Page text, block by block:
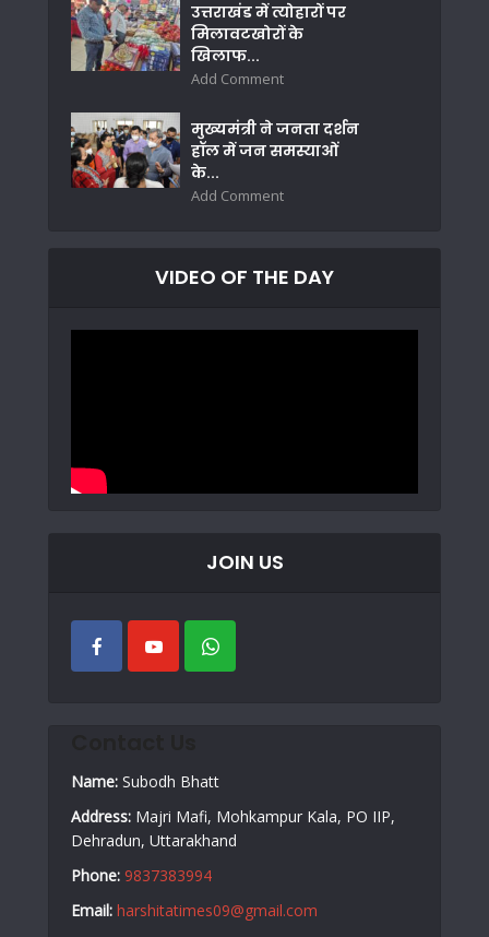
उत्तराखंड में त्योहारों पर
मिलावटखोरों के
खिलाफ...
Add Comment
मुख्यमंत्री ने जनता दर्शन
हॉल में जन समस्याओं
के...
Add Comment
VIDEO OF THE DAY
JOIN US
Name: Subodh Bhatt
Address: Majri Mafi, Mohkampur Kala, PO IIP,
Dehradun, Uttarakhand
Phone: 9837383994
Email: harshitatimes09@gmail.com